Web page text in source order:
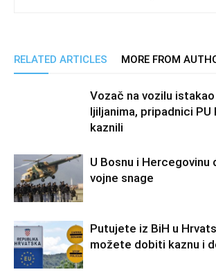
RELATED ARTICLES MORE FROM
Vozač na vozilu
ljiljanima, pripadnici PU
kaznili
U Bosnu i Hercegovinu
vojne snage
Putujete iz BiH u
možete dobiti kaznu i